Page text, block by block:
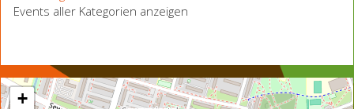
Events aller Kategorien anzeigen
+